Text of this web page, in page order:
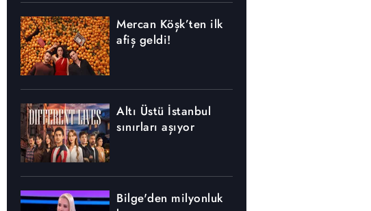
Mercan Köşk’ten ilk
afiş geldi!
Altı Üstü İstanbul
sınırları aşıyor
Bilge'den milyonluk